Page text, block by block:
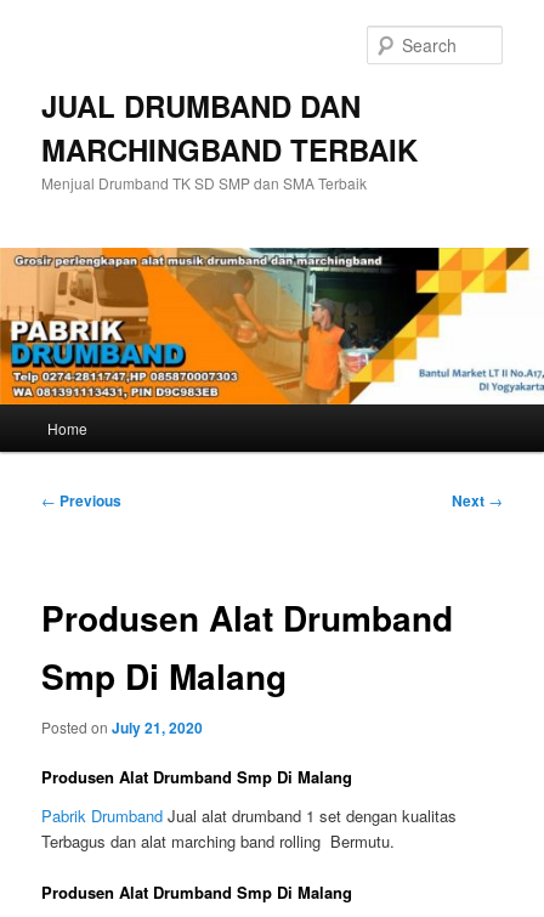
JUAL DRUMBAND DAN
MARCHINGBAND TERBAIK
Menjual Drumband TK SD SMP dan SMA Terbaik
Home
Post
← Previous Next →
Produsen Alat Drumband
Smp Di Malang
Posted onJuly 21, 2020
Produsen Alat Drumband Smp Di Malang
Pabrik Drumband Jual alat drumband 1 set dengan kualitas
Terbagus dan alat marching band rolling Bermutu.
Produsen Alat Drumband Smp Di Malang